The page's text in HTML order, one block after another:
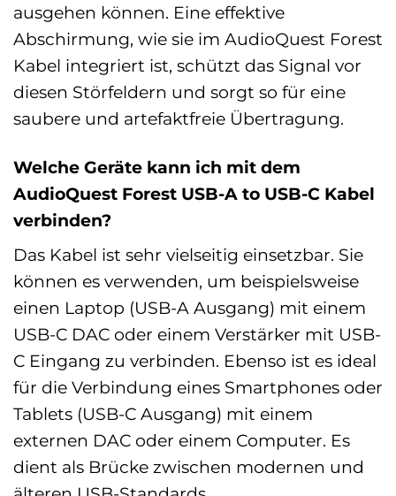
ausgehen können. Eine effektive
Abschirmung, wie sie im AudioQuest Forest
Kabel integriert ist, schützt das Signal vor
diesen Störfeldern und sorgt so für eine
saubere und artefaktfreie Übertragung.
Welche Geräte kann ich mit dem
AudioQuest Forest USB-A to USB-C Kabel
verbinden?
Das Kabel ist sehr vielseitig einsetzbar. Sie
können es verwenden, um beispielsweise
einen Laptop (USB-A Ausgang) mit einem
USB-C DAC oder einem Verstärker mit USB-
C Eingang zu verbinden. Ebenso ist es ideal
für die Verbindung eines Smartphones oder
Tablets (USB-C Ausgang) mit einem
externen DAC oder einem Computer. Es
dient als Brücke zwischen modernen und